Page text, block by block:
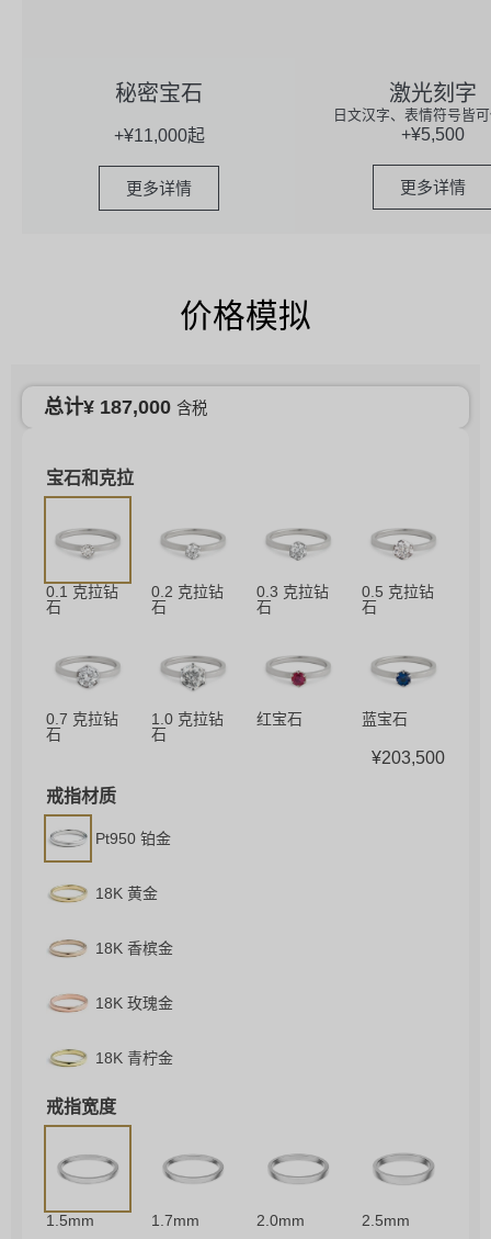
秘密宝石
+¥11,000起
更多详情
激光刻字
日文汉字、表情符号皆
+¥5,500
更多详情
价格模拟
总计¥ 187,000 含税
宝石和克拉
0.1 克拉钻
石
0.2 克拉钻
石
0.3 克拉钻
石
0.5 克拉钻
石
0.7 克拉钻
石
1.0 克拉钻
石
红宝石 蓝宝石
¥203,500
戒指材质
Pt950 铂金
18K 黄金
18K 香槟金
18K 玫瑰金
18K 青柠金
戒指宽度
1.5mm 1.7mm 2.0mm 2.5mm